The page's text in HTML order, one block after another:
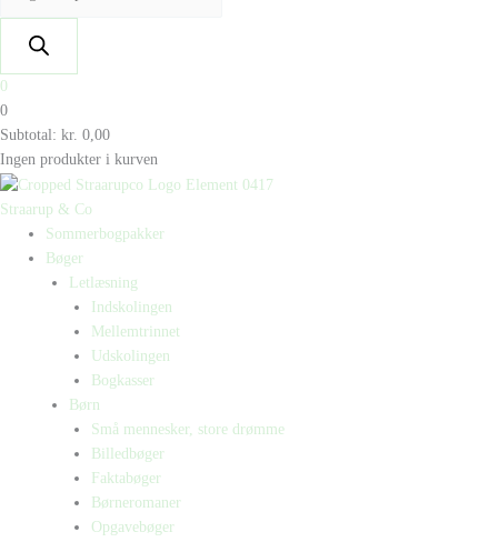
0
0
Subtotal: kr. 0,00
Ingen produkter i kurven
Straarup & Co
Sommerbogpakker
Bøger
Letlæsning
Indskolingen
Mellemtrinnet
Udskolingen
Bogkasser
Børn
Små mennesker, store drømme
Billedbøger
Faktabøger
Børneromaner
Opgavebøger